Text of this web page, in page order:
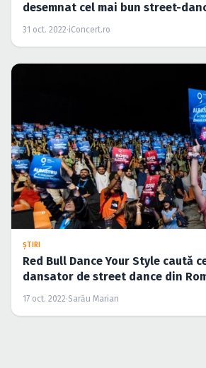
desemnat cel mai bun street-
31 oct. 2022·iConcert.ro
ŞTIRI
Red Bull Dance Your Style caută
dansator de street dance din
17 oct. 2022·Sarău Marian